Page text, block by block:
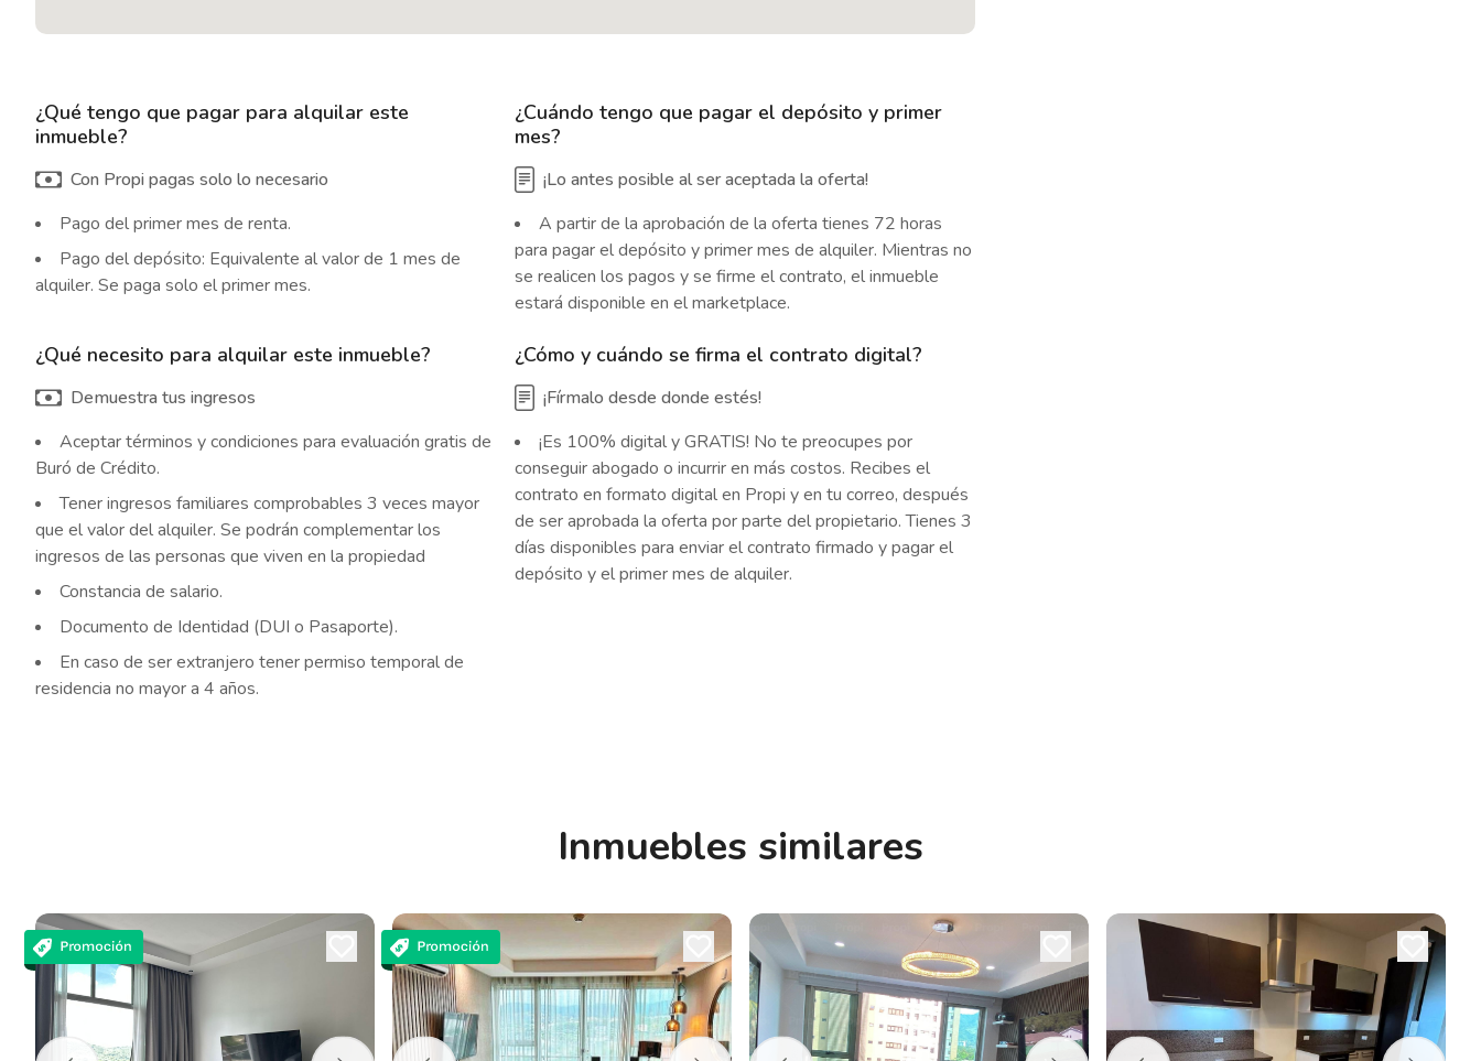
¿Qué tengo que pagar para alquilar este
inmueble?
Con Propi pagas solo lo necesario
Pago del primer mes de renta.
Pago del depósito: Equivalente al valor de 1 mes de
alquiler. Se paga solo el primer mes.
¿Cuándo tengo que pagar el depósito y primer
mes?
¡Lo antes posible al ser aceptada la oferta!
A partir de la aprobación de la oferta tienes 72 horas
para pagar el depósito y primer mes de alquiler. Mientras no
se realicen los pagos y se firme el contrato, el inmueble
estará disponible en el marketplace.
¿Qué necesito para alquilar este inmueble?
Demuestra tus ingresos
Aceptar términos y condiciones para evaluación gratis de
Buró de Crédito.
Tener ingresos familiares comprobables 3 veces mayor
que el valor del alquiler. Se podrán complementar los
ingresos de las personas que viven en la propiedad
Constancia de salario.
Documento de Identidad (DUI o Pasaporte).
En caso de ser extranjero tener permiso temporal de
residencia no mayor a 4 años.
¿Cómo y cuándo se firma el contrato digital?
¡Fírmalo desde donde estés!
¡Es 100% digital y GRATIS! No te preocupes por
conseguir abogado o incurrir en más costos. Recibes el
contrato en formato digital en Propi y en tu correo, después
de ser aprobada la oferta por parte del propietario. Tienes 3
días disponibles para enviar el contrato firmado y pagar el
depósito y el primer mes de alquiler.
Inmuebles similares